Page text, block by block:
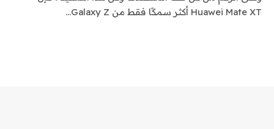
Huawei Mate XT أكثر سمكًا فقط من Galaxy Z…